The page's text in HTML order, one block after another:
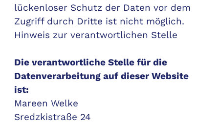
lückenloser Schutz der Daten vor dem
Zugriff durch Dritte ist nicht möglich.
Hinweis zur verantwortlichen Stelle
Die verantwortliche Stelle für die
Datenverarbeitung auf dieser Website
ist:
Mareen Welke
Sredzkistraße 24